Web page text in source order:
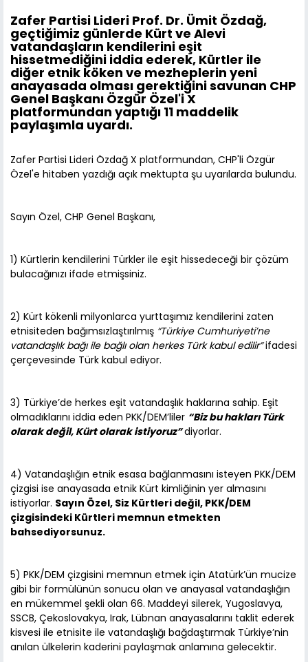
Zafer Partisi Lideri Prof. Dr. Ümit Özdağ,
geçtiğimiz günlerde Kürt ve Alevi
vatandaşların kendilerini eşit
hissetmediğini iddia ederek, Kürtler ile
diğer etnik köken ve mezheplerin yeni
anayasada olması gerektiğini savunan CHP
Genel Başkanı Özgür Özel'i X
platformundan yaptığı 11 maddelik
paylaşımla uyardı.
Zafer Partisi Lideri Özdağ X platformundan, CHP'li Özgür
Özel'e hitaben yazdığı açık mektupta şu uyarılarda bulundu.
Sayın Özel, CHP Genel Başkanı,
1) Kürtlerin kendilerini Türkler ile eşit hissedeceği bir çözüm
bulacağınızı ifade etmişsiniz.
2) Kürt kökenli milyonlarca yurttaşımız kendilerini zaten
etnisiteden bağımsızlaştırılmış “Türkiye Cumhuriyeti’ne
vatandaşlık bağı ile bağlı olan herkes Türk kabul edilir”ifadesi
çerçevesinde Türk kabul ediyor.
3) Türkiye’de herkes eşit vatandaşlık haklarına sahip. Eşit
olmadıklarını iddia eden PKK/DEM’liler “Biz bu hakları Türk
olarak değil, Kürt olarak istiyoruz”diyorlar.
4) Vatandaşlığın etnik esasa bağlanmasını isteyen PKK/DEM
çizgisi ise anayasada etnik Kürt kimliğinin yer almasını
istiyorlar. Sayın Özel, Siz Kürtleri değil, PKK/DEM
çizgisindeki Kürtleri memnun etmekten
bahsediyorsunuz.
5) PKK/DEM çizgisini memnun etmek için Atatürk’ün mucize
gibi bir formülünün sonucu olan ve anayasal vatandaşlığın
en mükemmel şekli olan 66. Maddeyi silerek, Yugoslavya,
SSCB, Çekoslovakya, Irak, Lübnan anayasalarını taklit ederek
kisvesi ile etnisite ile vatandaşlığı bağdaştırmak Türkiye’nin
anılan ülkelerin kaderini paylaşmak anlamına gelecektir.